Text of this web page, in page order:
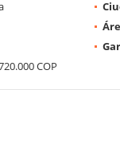
COP